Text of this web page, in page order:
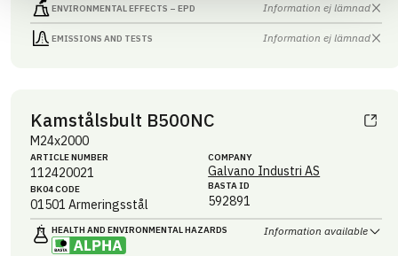
ENVIRONMENTAL EFFECTS – EPD Information ej lämnad
EMISSIONS AND TESTS Information ej lämnad
Kamstålsbult B500NC
M24x2000
ARTICLE NUMBER
112420021
BK04 CODE
01501 Armeringsstål
COMPANY
Galvano Industri AS
BASTA ID
592891
HEALTH AND ENVIRONMENTAL HAZARDS Information available